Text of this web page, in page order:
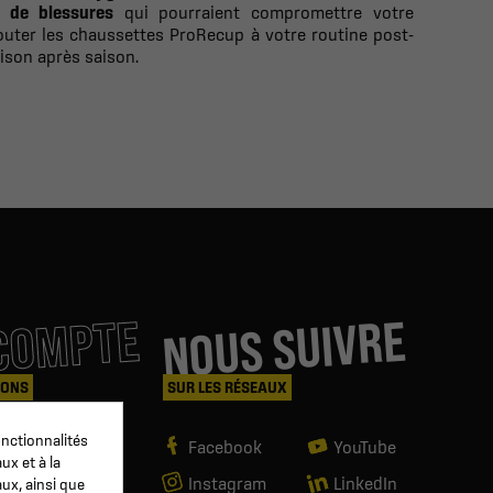
blessuresqui pourraient compromettre votre
les chaussettes ProRecup à votre routine post-
après saison.
NOUS SUIVRE
SUR LES RÉSEAUX
Facebook
YouTube
Instagram
LinkedIn
et à la
ainsi que